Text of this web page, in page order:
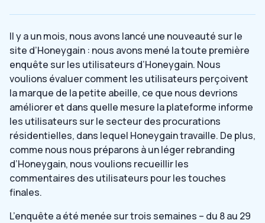
Il y a un mois, nous avons lancé une nouveauté sur le
site d’Honeygain : nous avons mené la toute première
enquête sur les utilisateurs d’Honeygain. Nous
voulions évaluer comment les utilisateurs perçoivent
la marque de la petite abeille, ce que nous devrions
améliorer et dans quelle mesure la plateforme informe
les utilisateurs sur le secteur des procurations
résidentielles, dans lequel Honeygain travaille. De plus,
comme nous nous préparons à un léger rebranding
d’Honeygain, nous voulions recueillir les
commentaires des utilisateurs pour les touches
finales.
L’enquête a été menée sur trois semaines – du 8 au 29